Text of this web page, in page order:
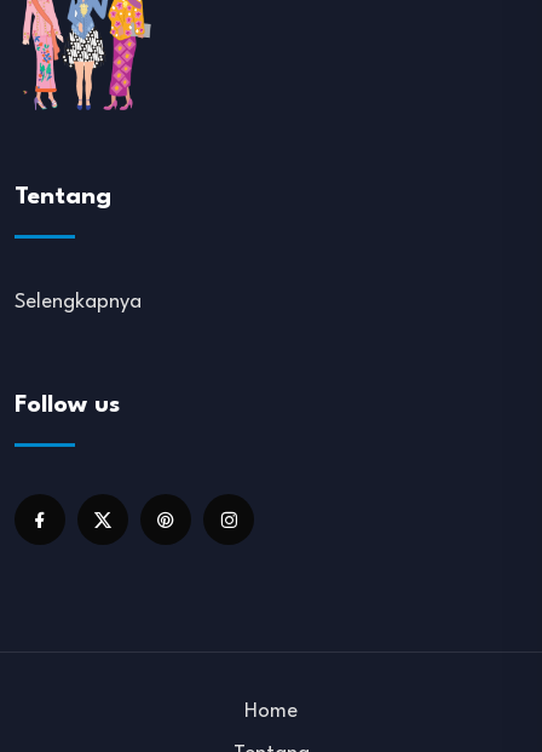
Tentang
Selengkapnya
Follow us
Home